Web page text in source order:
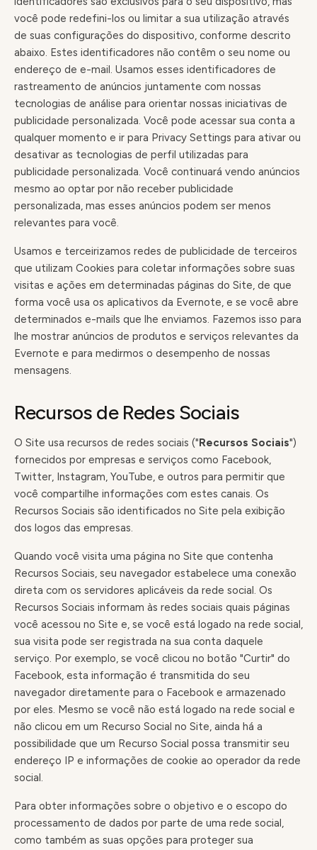
você pode redefini-los ou limitar a sua utilização através
de suas configurações do dispositivo, conforme descrito
abaixo. Estes identificadores não contêm o seu nome ou
endereço de e-mail. Usamos esses identificadores de
rastreamento de anúncios juntamente com nossas
tecnologias de análise para orientar nossas iniciativas de
publicidade personalizada. Você pode acessar sua conta a
qualquer momento e ir para Privacy Settings para ativar ou
desativar as tecnologias de perfil utilizadas para
publicidade personalizada. Você continuará vendo anúncios
mesmo ao optar por não receber publicidade
personalizada, mas esses anúncios podem ser menos
relevantes para você.
Usamos e terceirizamos redes de publicidade de terceiros
que utilizam Cookies para coletar informações sobre suas
visitas e ações em determinadas páginas do Site, de que
forma você usa os aplicativos da Evernote, e se você abre
determinados e-mails que lhe enviamos. Fazemos isso para
lhe mostrar anúncios de produtos e serviços relevantes da
Evernote e para medirmos o desempenho de nossas
mensagens.
Recursos de Redes Sociais
O Site usa recursos de redes sociais ("Recursos Sociais")
fornecidos por empresas e serviços como Facebook,
Twitter, Instagram, YouTube, e outros para permitir que
você compartilhe informações com estes canais. Os
Recursos Sociais são identificados no Site pela exibição
dos logos das empresas.
Quando você visita uma página no Site que contenha
Recursos Sociais, seu navegador estabelece uma conexão
direta com os servidores aplicáveis da rede social. Os
Recursos Sociais informam às redes sociais quais páginas
você acessou no Site e, se você está logado na rede social,
sua visita pode ser registrada na sua conta daquele
serviço. Por exemplo, se você clicou no botão "Curtir" do
Facebook, esta informação é transmitida do seu
navegador diretamente para o Facebook e armazenado
por eles. Mesmo se você não está logado na rede social e
não clicou em um Recurso Social no Site, ainda há a
possibilidade que um Recurso Social possa transmitir seu
endereço IP e informações de cookie ao operador da rede
social.
Para obter informações sobre o objetivo e o escopo do
processamento de dados por parte de uma rede social,
como também as suas opções para proteger sua